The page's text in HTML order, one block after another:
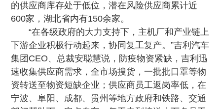
的供应商库存处于低位，潜在风险供应商累计近
600家，湖北省内有150余家。
“在各级政府的大力支持下，主机厂和产业链上
下游企业积极行动起来，协同复工复产。”吉利汽车
集团CEO、总裁安聪慧说，防疫物资紧缺，吉利迅
速收集供应商需求，全市场搜货，一批批口罩等物
资转送至物资短缺企业；供应商员工返岗率低，在
宁波、阜阳、成都、贵州等地方政府和铁路、交通